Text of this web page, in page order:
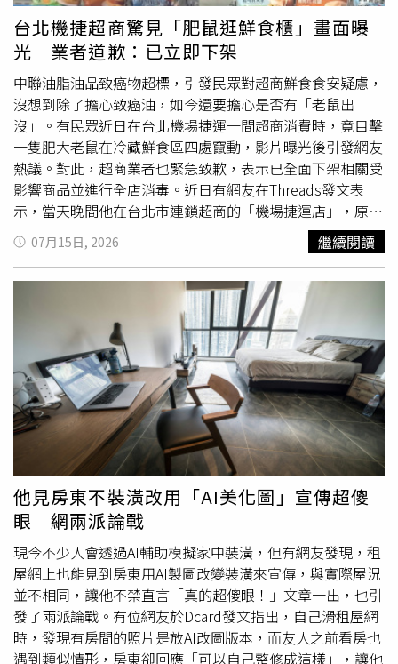
娃假冒嬰兒是錯誤的決定，也理解自己的行為對許多人造成
傷害，但她仍堅稱，這場騙局之所以能維持這麼久，不只是
因為自己說謊，也因為身邊最親近的人都沒有察覺異狀。她
甚至脫口表示：「如果他們真的一直都沒發現，那就是他們
太笨了。」這番話曝光後，再度引發外界批評。她也再次解
釋，整件事的起點其實是流產，而不是刻意策畫騙局。她承
認自己原本就應該向傑米坦白，但因恐懼、震驚與無法面對
失去孩子的事實，才讓謊言愈滾愈大，最終完全失去控制。
她說，自己並不是想故意欺騙所有人，而是在一次又一次逃
避現實的過程中，讓事情走向無法收拾的局面。不過，傑米
對此並不認同。他表示，自己始終相信基拉真的懷孕、生下
女兒，若當初知道所謂的孩子其實只是一具仿真娃娃，「我
早就離開了，不可能繼續這段感情。」他也否認基拉曾親口
告知自己流產，更否認是由她向自己坦承真相，強調自己是
在其他人揭露事件後才知道整件事，至今仍無法理解她究竟
為何要做到這種程度，只希望未來能徹底遠離這段經歷，重
新展開新生活。事件延燒後，基拉原本曾答應參與一部紀錄
片拍攝，希望完整說明事件始末，但今年4月突然宣布退出
計畫。她透過社群平台發表聲明表示，經過與製作團隊討論
後，認為現階段並非公開一切的適當時機，因此決定停止拍
攝，並再次向傑米及所有受到影響的人道歉，希望他們都能
擁有時間療傷。製作公司隨後也證實，尊重她的決定，已全
面終止紀錄片製作，未來是否再次公開受訪，將由她自行決
定。男友直到事件曝光後，才知道自己遭欺騙。
與此次風波存在直接因果關係。
寫有「南海仲裁裁決」的紙張，改唱指定歌詞。然而畫外音
仍不滿意，猴子隨後被放上彈射器射向海面，再遭一艘疑似
象徵大陸海警船的船隻以高壓水砲猛烈噴射。外界普遍認
為，影片藉此影射近年大陸海警多次以水砲驅離菲律賓海
警、公務船及漁船，同時嘲諷菲律賓以2016年南海仲裁裁
決作為主張南海權益的法律依據。值得注意的是，這部「猴
子」動畫並非個案。《中國日報》近幾週已陸續發布多支AI
影片 及漫畫，內容將菲律賓塑造成小丑、蛇等形象，持續批
評菲律賓在南海議題上的立場，引發外界質疑大陸官方宣傳
持續升高對菲攻勢。菲律賓官方強烈譴責大陸官媒 AI影片將
菲律賓人描繪成猴子，痛批內容涉及種族歧視與去人性化宣
傳，並要求立即下架。（圖／翻攝自臉書，Department of
National Defense - Philippines）菲律賓外交部16日晚間發
表聲明指出，《中國日報》身為大陸官方媒體，卻以帶有種
族歧視及去人性化色彩的方式描繪菲律賓人民，已超越正常
政治辯論應有界線。聲明強調，即使兩國存在立場分歧，也
不應透過侮辱性影像進行宣傳，將菲律賓人描繪成猴子的作
法「令人深感冒犯、痛心且完全無法接受」，菲方已對此類
內容劃下明確紅線。菲律賓外交部要求《中國日報》立即撤
下影片，停止發布類似內容，並呼籲陸方在公共論述中展現
尊重、尊嚴及對事實的基本尊重，避免進一步擴大兩國人民
之間的不信任。菲律賓國防部長鐵歐多洛（Gilberto
Teodoro）則發表聲明，形容這支影片是「卑劣宣傳」，更
是「任何自稱負責任區域領導者國家的恥辱」。他表示，大
陸無法透過理性、證據及國際法支撐其南海主張，因此轉而
利用種族歧視、威脅及煽動仇恨等方式進行宣傳。鐵歐多洛
指出，影片除了刻意嘲弄具有法律效力的2016年南海仲裁
裁決，也美化對菲律賓人民及軍人施暴的行為，暴露出大陸
宣傳機器在道德與智力上的破產。他更批評，大陸近來一連
串近乎「精神分裂」的作為已令人無法忽視，而這次最新的
去人性化宣傳，更顯示其既不是一個安全、自信的行為者，
台北機捷超商驚見「肥鼠逛鮮食櫃」畫面曝
光 業者道歉：已立即下架
中聯油脂油品致癌物超標，引發民眾對超商鮮食食安疑慮，
沒想到除了擔心致癌油，如今還要擔心是否有「老鼠出
沒」。有民眾近日在台北機場捷運一間超商消費時，竟目擊
一隻肥大老鼠在冷藏鮮食區四處竄動，影片曝光後引發網友
熱議。對此，超商業者也緊急致歉，表示已全面下架相關受
影響商品並進行全店消毒。近日有網友在Threads發文表
示，當天晚間他在台北市連鎖超商的「機場捷運店」，原本
還在猶豫「到底哪一個飯糰沒有用到致癌油」，沒想到抬頭
竟看到一隻老鼠在冷藏櫃內活動，還與牠對看了至少3秒，
讓他嚇得連退3步才拿起手機錄影，直呼「我真的嚇鼠，有
Ai影片」。從影片中可見，老鼠在擺
放三明治等鮮食的冷藏貨架內來回穿梭，完全不怕有人經
過；還有其他網友分享影片，同一家店也出現老鼠躲進飲料
冷藏櫃深處。另外，去年12月也有網友分享，該店架上的真
空包裝雞胸肉疑似被老鼠啃咬，包裝破損、肉缺了一大塊。
畫面曝光後引發熱議，不少網友驚恐表示，「天啊，真是嚇
鼠了」、「居然還標友善鼠光」、「真的友善鼠光了」、
「主廚巡視」、「是料理鼠王出馬檢驗了」、「牠看起來根
本老神在在」、「這食安問題，怎麼會如此精采」。對此，
超商業者表示，對造成消費者觀感不佳深感抱歉，已第一時
間將受影響區域及上下層貨架商品全數下架報廢，並完成貨
架清潔與消毒，今日將委由專業廠商進行全店消毒除疫，
「該店舖位於開放式場域，每週實施空噴消毒，並定期由專
業廠商進行蟲鼠防治作業，將持續強化賣場日常清潔，把關
環境維護，避免類似狀況發生」。
07月15日, 2026 繼續閱讀
他見房東不裝潢改用「AI美化圖」宣傳超傻
眼 網兩派論戰
現今不少人會透過AI輔助模擬家中裝潢，但有網友發現，租
屋網上也能見到房東用AI製圖改變裝潢來宣傳，與實際屋況
並不相同，讓他不禁直言「真的超傻眼！」文章一出，也引
發了兩派論戰。有位網友於Dcard發文指出，自己滑租屋網
時，發現有房間的照片是放AI改圖版本，而友人之前看房也
遇到類似情形，房東卻回應「可以自己整修成這樣」，讓他